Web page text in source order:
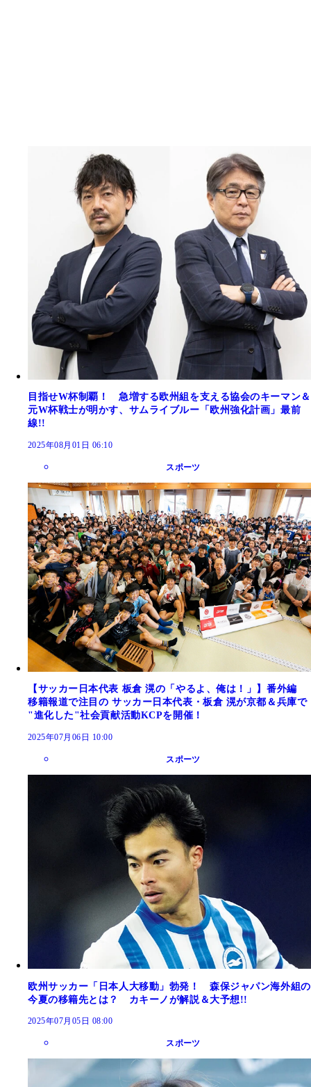
目指せW杯制覇！ 急増する欧州組を支える協会のキーマン＆
元W杯戦士が明かす、サムライブルー「欧州強化計画」最前
線!!
2025年08月01日 06:10
スポーツ
【サッカー日本代表 板倉 滉の「やるよ、俺は！」】番外編
移籍報道で注目の サッカー日本代表・板倉 滉が京都＆兵庫で
"進化した"社会貢献活動KCPを開催！
2025年07月06日 10:00
スポーツ
欧州サッカー「日本人大移動」勃発！ 森保ジャパン海外組の
今夏の移籍先とは？ カキーノが解説＆大予想!!
2025年07月05日 08:00
スポーツ